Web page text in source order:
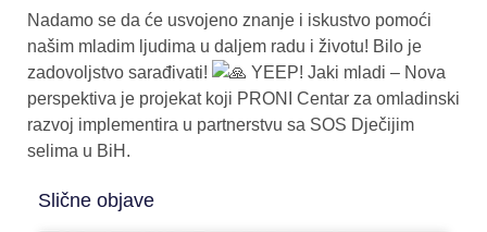
Nadamo se da će usvojeno znanje i iskustvo pomoći
našim mladim ljudima u daljem radu i životu! Bilo je
zadovoljstvo sarađivati!
YEEP! Jaki mladi – Nova
perspektiva je projekat koji PRONI Centar za omladinski
razvoj implementira u partnerstvu sa SOS Dječijim
selima u BiH.
Slične objave